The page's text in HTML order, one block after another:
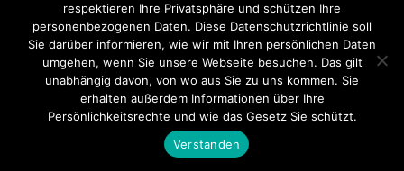
respektieren Ihre Privatsphäre und schützen Ihre
personenbezogenen Daten. Diese Datenschutzrichtlinie soll
Sie darüber informieren, wie wir mit Ihren persönlichen Daten
umgehen, wenn Sie unsere Webseite besuchen. Das gilt
unabhängig davon, von wo aus Sie zu uns kommen. Sie
erhalten außerdem Informationen über Ihre
Persönlichkeitsrechte und wie das Gesetz Sie schützt.
Verstanden